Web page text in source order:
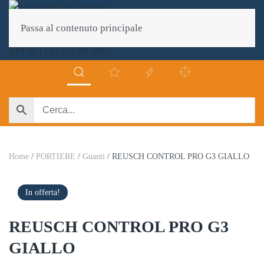
Passa al contenuto principale
Home / PORTIERE / Guanti / REUSCH CONTROL PRO G3 GIALLO
In offerta!
REUSCH CONTROL PRO G3
GIALLO